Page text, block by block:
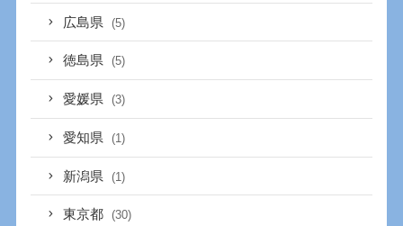
広島県 (5)
徳島県 (5)
愛媛県 (3)
愛知県 (1)
新潟県 (1)
東京都 (30)